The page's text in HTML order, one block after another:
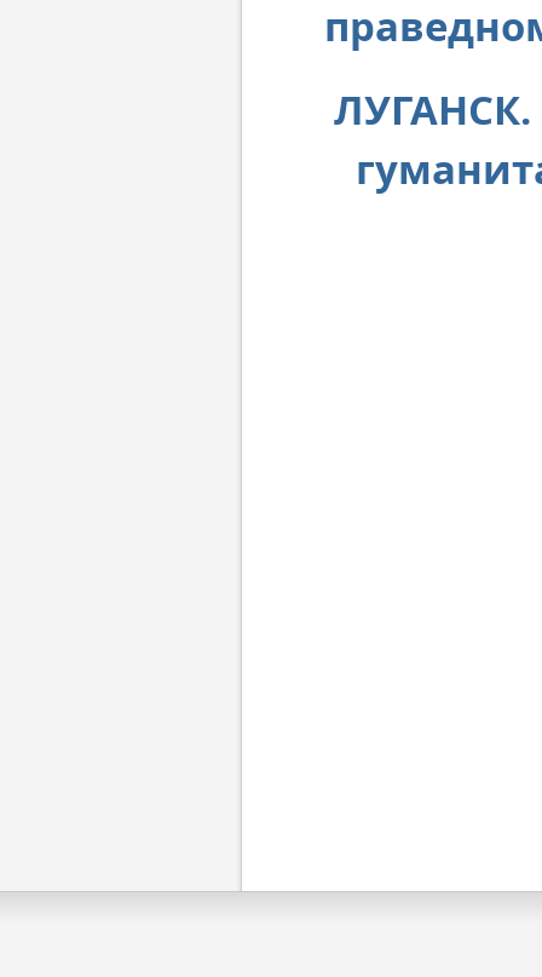
ЛУГАНСК.